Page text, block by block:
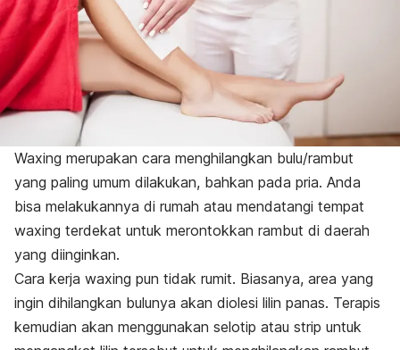
Waxing merupakan cara menghilangkan bulu/rambut
yang paling umum dilakukan, bahkan pada pria. Anda
bisa melakukannya di rumah atau mendatangi tempat
waxing terdekat untuk merontokkan rambut di daerah
yang diinginkan.
Cara kerja waxing pun tidak rumit. Biasanya, area yang
ingin dihilangkan bulunya akan diolesi lilin panas. Terapis
kemudian akan menggunakan selotip atau strip untuk